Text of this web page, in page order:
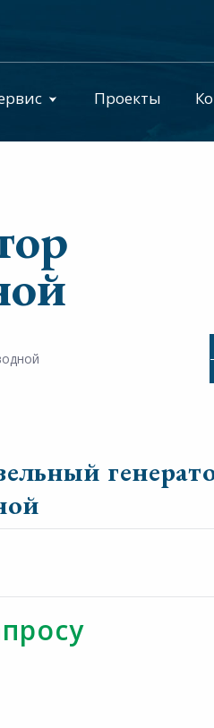
Проекты